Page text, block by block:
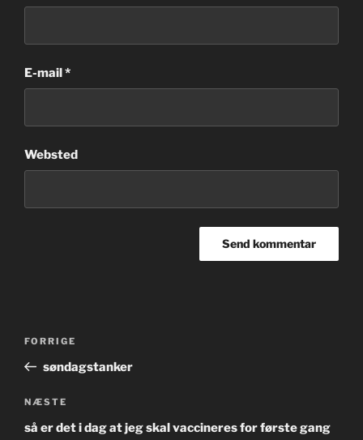
E-mail*
Websted
Forrige
indlæg
FORRIGE
søndagstanker
Næste
indlæg
NÆSTE
så er det i dag at jeg skal vaccineres for første gang